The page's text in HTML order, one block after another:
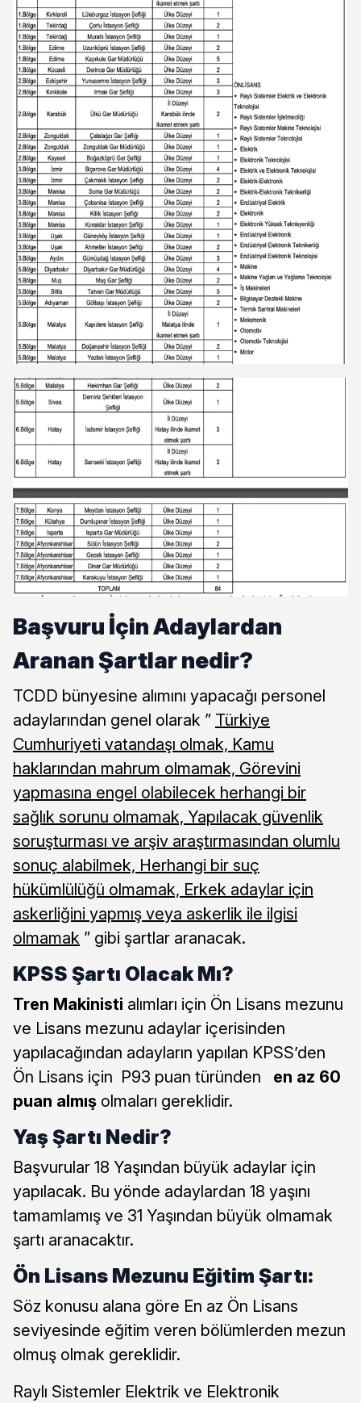
Başvuru İçin Adaylardan
Aranan Şartlar nedir?
TCDD bünyesine alımını yapacağı personel
adaylarından genel olarak ” Türkiye
Cumhuriyeti vatandaşı olmak, Kamu
haklarından mahrum olmamak, Görevini
yapmasına engel olabilecek herhangi bir
sağlık sorunu olmamak, Yapılacak güvenlik
soruşturması ve arşiv araştırmasından olumlu
sonuç alabilmek, Herhangi bir suç
hükümlülüğü olmamak, Erkek adaylar için
askerliğini yapmış veya askerlik ile ilgisi
olmamak ” gibi şartlar aranacak.
KPSS Şartı Olacak Mı?
Tren Makinisti alımları için Ön Lisans mezunu
ve Lisans mezunu adaylar içerisinden
yapılacağından adayların yapılan KPSS’den
Ön Lisans için P93 puan türünden en az 60
puan almış olmaları gereklidir.
Yaş Şartı Nedir?
Başvurular 18 Yaşından büyük adaylar için
yapılacak. Bu yönde adaylardan 18 yaşını
tamamlamış ve 31 Yaşından büyük olmamak
şartı aranacaktır.
Ön Lisans Mezunu Eğitim Şartı:
Söz konusu alana göre En az Ön Lisans
seviyesinde eğitim veren bölümlerden mezun
olmuş olmak gereklidir.
Raylı Sistemler Elektrik ve Elektronik